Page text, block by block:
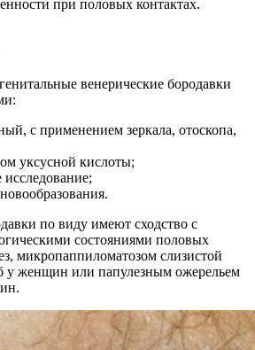
при половых контактах.
венерические бородавки
с применением зеркала, отоскопа,
уксусной кислоты;
исследование;
по виду имеют сходство с
состояниями половых
микропаппиломатозом слизистой
у женщин или папулезным ожерельем